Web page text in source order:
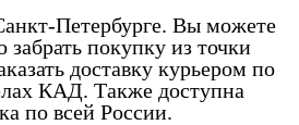
Петербурге. Вы можете
забрать покупку из точки
доставку курьером по
КАД. Также доступна
по всей России.